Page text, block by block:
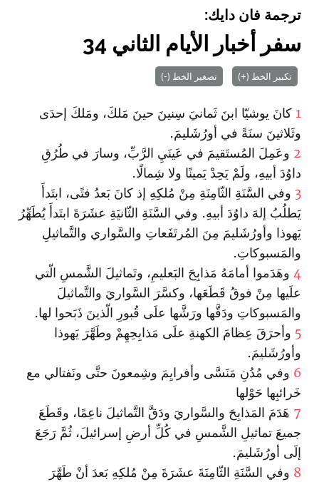
ترجمة فان دايك:
سفر أخبار الأيام الثاني 34
تكبير الخط (+) تصغير الخط (-)
1 كانَ يوشيّا ابنَ ثَمانيَ سِنينَ حينَ مَلكَ، ومَلكَ إحدَى
وثَلاثينَ سنَةً في أورُشَليمَ.
2 وعَمِلَ المُستَقيمَ في عَينَيِ الرَّبِّ، وسارَ في طُرُقِ
داوُدَ أبيهِ، ولَمْ يَحِدْ يَمينًا ولا شِمالًا.
3 وفي السَّنَةِ الثّامِنَةِ مِنْ مُلكِهِ إذ كانَ بَعدُ فتًى، ابتَدأَ
يَطلُبُ إلهَ داوُدَ أبيهِ. وفي السَّنَةِ الثّانيَةِ عشَرَةَ ابتَدأَ يُطَهِّرُ
يَهوذا وأورُشَليمَ مِنَ المُرتَفَعاتِ والسَّواري والتَّماثيلِ
والمَسبوكاتِ.
4 وهَدَموا أمامَهُ مَذابِحَ البَعليمِ، وتَماثيلَ الشَّمسِ الّتي
علَيها مِنْ فوقُ قَطَعَها، وكسَّرَ السَّواريَ والتَّماثيلَ
والمَسبوكاتِ ودَقَّها ورَشَّها علَى قُبورِ الّذينَ ذَبَحوا لها.
5 وأحرَقَ عِظامَ الكهنةِ علَى مَذابِحِهِمْ وطَهَّرَ يَهوذا
وأورُشَليمَ.
6 وفي مُدُنِ مَنَسَّى وأفرايِمَ وشِمعونَ حتَّى ونَفتالي مع
خَرائبِها حَوْلها
7 هَدَمَ المَذابِحَ والسَّواريَ ودَقَّ التَّماثيلَ ناعِمًا، وقَطَعَ
جميعَ تماثيلِ الشَّمسِ في كُلِّ أرضِ إسرائيلَ، ثُمَّ رَجَعَ
إلَى أورُشَليمَ.
8 وفي السَّنَةِ الثّامِنَةَ عشَرَةَ مِنْ مُلكِهِ بَعدَ أنْ طَهَّرَ